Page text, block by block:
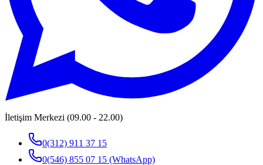
İletişim Merkezi (09.00 - 22.00)
0(312) 911 37 15
0(546) 855 07 15 (WhatsApp)